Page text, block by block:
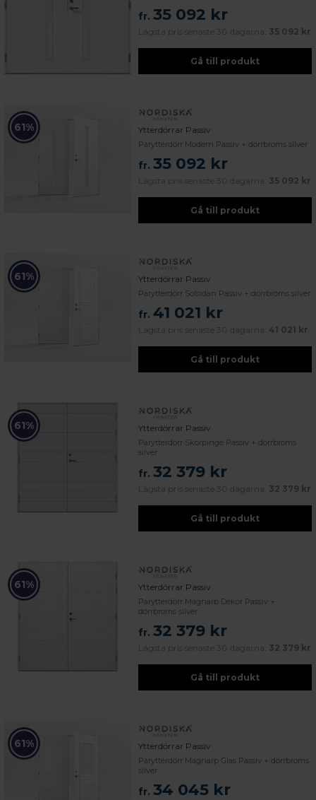
fr. 35 092 kr
Lägsta pris senaste 30 dagarna: 35 092 kr
Gå till produkt
61% Ytterdörrar Passiv
Parytterdörr Modern Passiv + dörrbroms silver
fr. 35 092 kr
Lägsta pris senaste 30 dagarna: 35 092 kr
Gå till produkt
61% Ytterdörrar Passiv
Parytterdörr Solsidan Passiv + dörrbroms silver
fr. 41 021 kr
Lägsta pris senaste 30 dagarna: 41 021 kr
Gå till produkt
61% Ytterdörrar Passiv
Parytterdörr Skörpinge Passiv + dörrbroms
silver
fr. 32 379 kr
Lägsta pris senaste 30 dagarna: 32 379 kr
Gå till produkt
61% Ytterdörrar Passiv
Parytterdörr Magnarp Dekor Passiv +
dörrbroms silver
fr. 32 379 kr
Lägsta pris senaste 30 dagarna: 32 379 kr
Gå till produkt
61% Ytterdörrar Passiv
Parytterdörr Magnarp Glas Passiv + dörrbroms
silver
fr. 34 045 kr